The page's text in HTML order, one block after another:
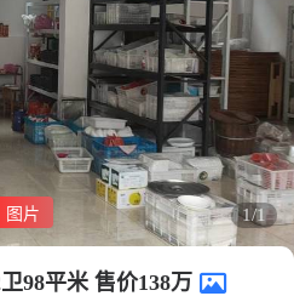
1/1
图片
98平米 售价138万